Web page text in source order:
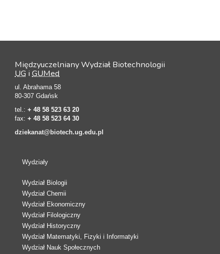
Międzyuczelniany Wydział Biotechnologii
UG i GUMed
ul. Abrahama 58
80-307 Gdańsk
tel.: + 48 58 523 63 20
fax: + 48 58 523 64 30
dziekanat@biotech.ug.edu.pl
Wydziały
Wydział Biologii
Wydział Chemii
Wydział Ekonomiczny
Wydział Filologiczny
Wydział Historyczny
Wydział Matematyki, Fizyki i Informatyki
Wydział Nauk Społecznych